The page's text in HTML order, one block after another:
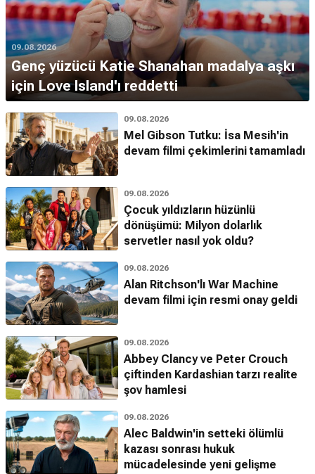
09.08.2026
Genç yüzücü Katie Shanahan madalya aşkı
için Love Island'ı reddetti
09.08.2026
Mel Gibson Tutku: İsa Mesih'in
devam filmi çekimlerini tamamladı
09.08.2026
Çocuk yıldızların hüzünlü
dönüşümü: Milyon dolarlık
servetler nasıl yok oldu?
09.08.2026
Alan Ritchson'lı War Machine
devam filmi için resmi onay geldi
09.08.2026
Abbey Clancy ve Peter Crouch
çiftinden Kardashian tarzı realite
şov hamlesi
09.08.2026
Alec Baldwin'in setteki ölümlü
kazası sonrası hukuk
mücadelesinde yeni gelişme